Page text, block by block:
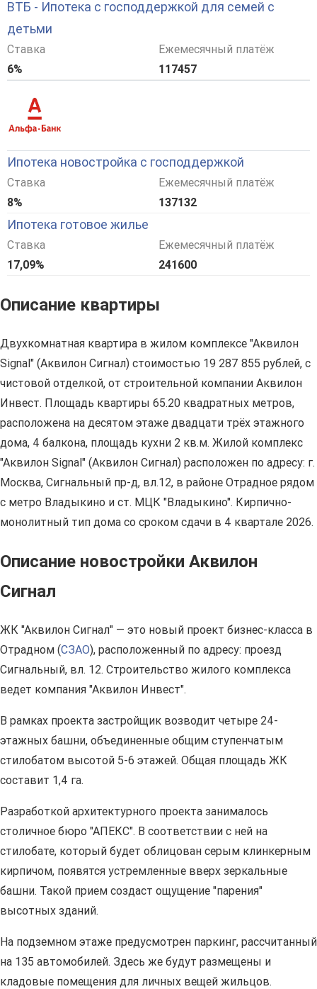
ВТБ - Ипотека с господдержкой для семей с
детьми
Ставка
6%
Ежемесячный платёж
117457
Ипотека новостройка с господдержкой
Ставка
8%
Ежемесячный платёж
137132
Ипотека готовое жилье
Ставка
17,09%
Ежемесячный платёж
241600
Описание квартиры
Двухкомнатная квартира в жилом комплексе "Аквилон
Signal" (Аквилон Сигнал) стоимостью 19 287 855 рублей, с
чистовой отделкой, от строительной компании Аквилон
Инвест. Площадь квартиры 65.20 квадратных метров,
расположена на десятом этаже двадцати трёх этажного
дома, 4 балкона, площадь кухни 2 кв.м. Жилой комплекс
"Аквилон Signal" (Аквилон Сигнал) расположен по адресу: г.
Москва, Сигнальный пр-д, вл.12, в районе Отрадное рядом
с метро Владыкино и ст. МЦК "Владыкино". Кирпично-
монолитный тип дома со сроком сдачи в 4 квартале 2026.
Описание новостройки Аквилон
Сигнал
ЖК "Аквилон Сигнал" — это новый проект бизнес-класса в
Отрадном (СЗАО), расположенный по адресу: проезд
Сигнальный, вл. 12. Строительство жилого комплекса
ведет компания "Аквилон Инвест".
В рамках проекта застройщик возводит четыре 24-
этажных башни, объединенные общим ступенчатым
стилобатом высотой 5-6 этажей. Общая площадь ЖК
составит 1,4 га.
Разработкой архитектурного проекта занималось
столичное бюро "АПЕКС". В соответствии с ней на
стилобате, который будет облицован серым клинкерным
кирпичом, появятся устремленные вверх зеркальные
башни. Такой прием создаст ощущение "парения"
высотных зданий.
На подземном этаже предусмотрен паркинг, рассчитанный
на 135 автомобилей. Здесь же будут размещены и
кладовые помещения для личных вещей жильцов.